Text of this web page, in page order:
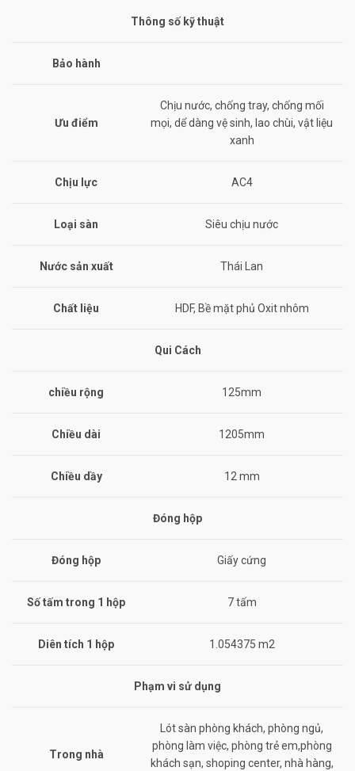
Thông số kỹ thuật
Bảo hành
Ưu điểm
Chịu nước, chống tray, chống mối
mọi, dể dàng vệ sinh, lao chùi, vật liệu
xanh
Chịu lực AC4
Loại sàn Siêu chịu nước
Nước sản xuất Thái Lan
Chất liệu HDF, Bề mặt phủ Oxit nhôm
Qui Cách
chiều rộng 125mm
Chiều dài 1205mm
Chiều dầy 12 mm
Đóng hộp
Đóng hộp Giấy cứng
Số tấm trong 1 hộp 7 tấm
Diên tích 1 hộp 1.054375 m2
Phạm vi sử dụng
Trong nhà
Lót sàn phòng khách, phòng ngủ,
phòng làm việc, phòng trẻ em,phòng
khách sạn, shoping center, nhà hàng,